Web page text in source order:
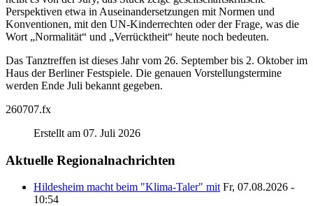
Perspektiven etwa in Auseinandersetzungen mit Normen und
Konventionen, mit den UN-Kinderrechten oder der Frage, was die
Wort „Normalität“ und „Verrücktheit“ heute noch bedeuten.
Das Tanztreffen ist dieses Jahr vom 26. September bis 2. Oktober im
Haus der Berliner Festspiele. Die genauen Vorstellungstermine
werden Ende Juli bekannt gegeben.
260707.fx
Erstellt am 07. Juli 2026
Aktuelle Regionalnachrichten
Hildesheim macht beim "Klima-Taler" mit Fr, 07.08.2026 -
10:54